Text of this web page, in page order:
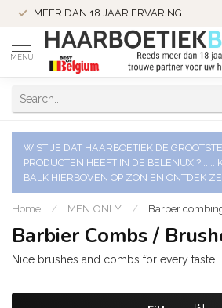
MEER DAN 18 JAAR ERVARING
MENU
WIST JE DAT HAARBOETIEK DE
PRODUCTEN HEEFT IN DE BELENUX ? .....
BALK HIERBOVEN OP ZON EN ONTDEK
Home / MEN ONLY / Barber
Barbier Combs /
Nice brushes and combs for every taste.